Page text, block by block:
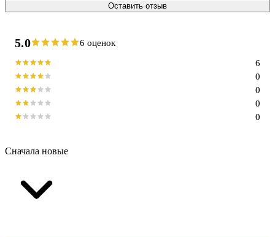
Оставить отзыв
5.0 6 оценок
0
0
0
0
6
Сначала новые